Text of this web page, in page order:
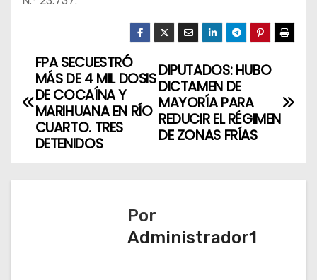
N
a
g
DIPUTADOS: HUBO
DICTAMEN DE
MAYORÍA PARA
REDUCIR EL RÉGIMEN
DE ZONAS FRÍAS
FPA SECUESTRÓ
MÁS DE 4 MIL DOSIS
DE COCAÍNA Y
MARIHUANA EN RÍO
CUARTO. TRES
DETENIDOS
Por
Administrador1